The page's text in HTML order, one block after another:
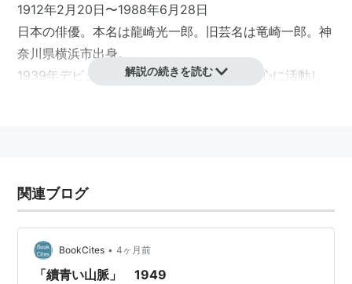
1912年2月20日〜1988年6月28日
日本の俳優。本名は龍崎光一郎。旧芸名は竜崎一郎。神
奈川県横浜市出身。
1939年デビュー。映画やテレビドラマを中心に活動し
解説の続きを読む
関連ブログ
BookCites • 4ヶ月前
「續青い山脈」 1949